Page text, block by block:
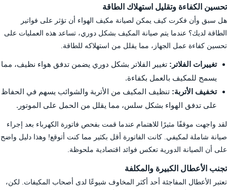
تحسين الكفاءة وتقليل استهلاك الطاقة
هل سبق وأن فكرت كيف يمكن لصيانة مكيف الهواء أن تؤثر على فواتير
الطاقة لديك؟ عندما يتم صيانة المكيف بشكل دوري، تساعد هذه العمليات على
تحسين كفاءة عمل الجهاز، مما يقلل من استهلاكه للطاقة.
تغييرات الفلاتر: تغيير الفلاتر بشكل دوري يضمن تدفق هواء نظيف، مما
يسمح للمكيف بالعمل بكفاءة.
تخفيف الأتربة: تنظيف المكيف من الأتربة والشوائب يسهم في الحفاظ
على تدفق الهواء بشكل سلس، مما يقلل من الحمل على الموتور.
لقد واجهت موقفًا مثيرًا للاهتمام عندما قمت بفحص فاتورة الكهرباء بعد إجراء
صيانة شاملة لمكيفي. كانت الفاتورة أقل بكثير مما كنت أتوقع! وهذا دليل واضح
على أن الصيانة الدورية تعكس فوائد اقتصادية ملحوظة.
تجنب الأعطال الكبيرة والمكلفة
تعتبر الأعطال المفاجئة أحد أكثر المخاوف شيوعًا لدى أصحاب المكيفات. لكن،